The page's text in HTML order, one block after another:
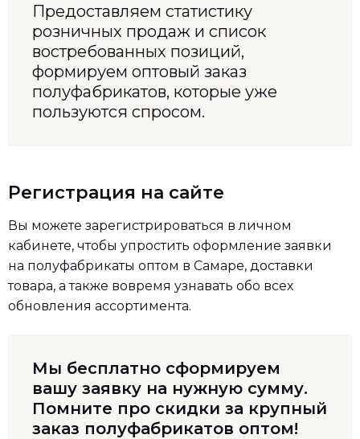
Предоставляем статистику
розничных продаж и список
востребованных позиций,
формируем оптовый заказ
полуфабрикатов, которые уже
пользуются спросом.
Регистрация на сайте
Вы можете зарегистрироваться в личном
кабинете, чтобы упростить оформление заявки
на полуфабрикаты оптом в Самаре, доставки
товара, а также вовремя узнавать обо всех
обновления ассортимента.
Мы бесплатно сформируем
вашу заявку на нужную сумму.
Помните про скидки за крупный
заказ полуфабрикатов оптом!